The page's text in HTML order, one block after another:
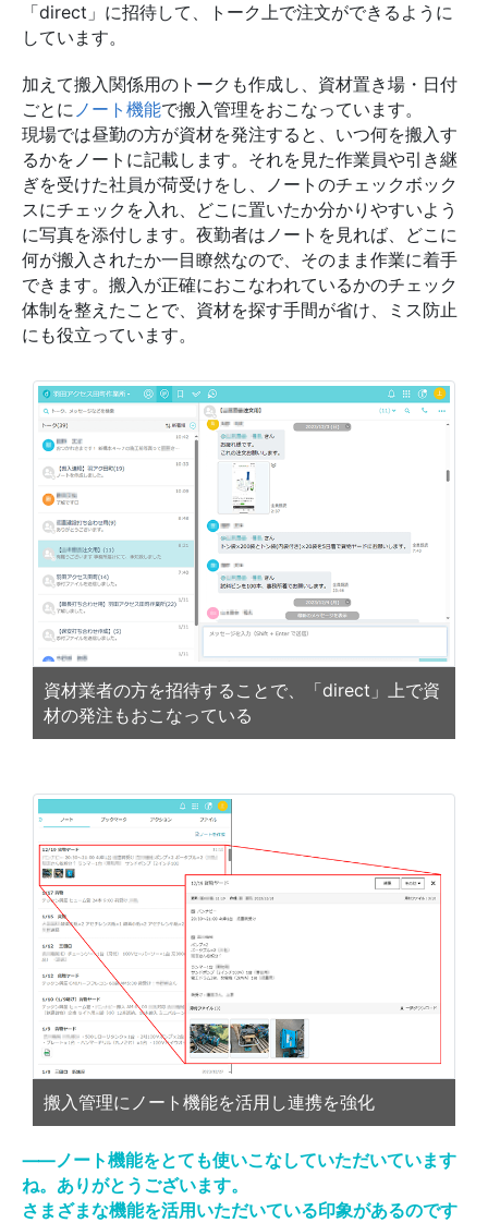
「direct」に招待して、トーク上で注文ができるように
しています。
加えて搬入関係用のトークも作成し、資材置き場・日付
ごとに ノート機能で搬入管理をおこなっています。
現場では昼勤の方が資材を発注すると、いつ何を搬入す
るかをノートに記載します。それを見た作業員や引き継
ぎを受けた社員が荷受けをし、ノートのチェックボック
スにチェックを入れ、どこに置いたか分かりやすいよう
に写真を添付します。夜勤者はノートを見れば、どこに
何が搬入されたか一目瞭然なので、そのまま作業に着手
できます。搬入が正確におこなわれているかのチェック
体制を整えたことで、資材を探す手間が省け、ミス防止
にも役立っています。
資材業者の方を招待することで、「direct」上で資
材の発注もおこなっている
搬入管理にノート機能を活用し連携を強化
⸺ノート機能をとても使いこなしていただいています
ね。ありがとうございます。
さまざまな機能を活用いただいている印象があるのです